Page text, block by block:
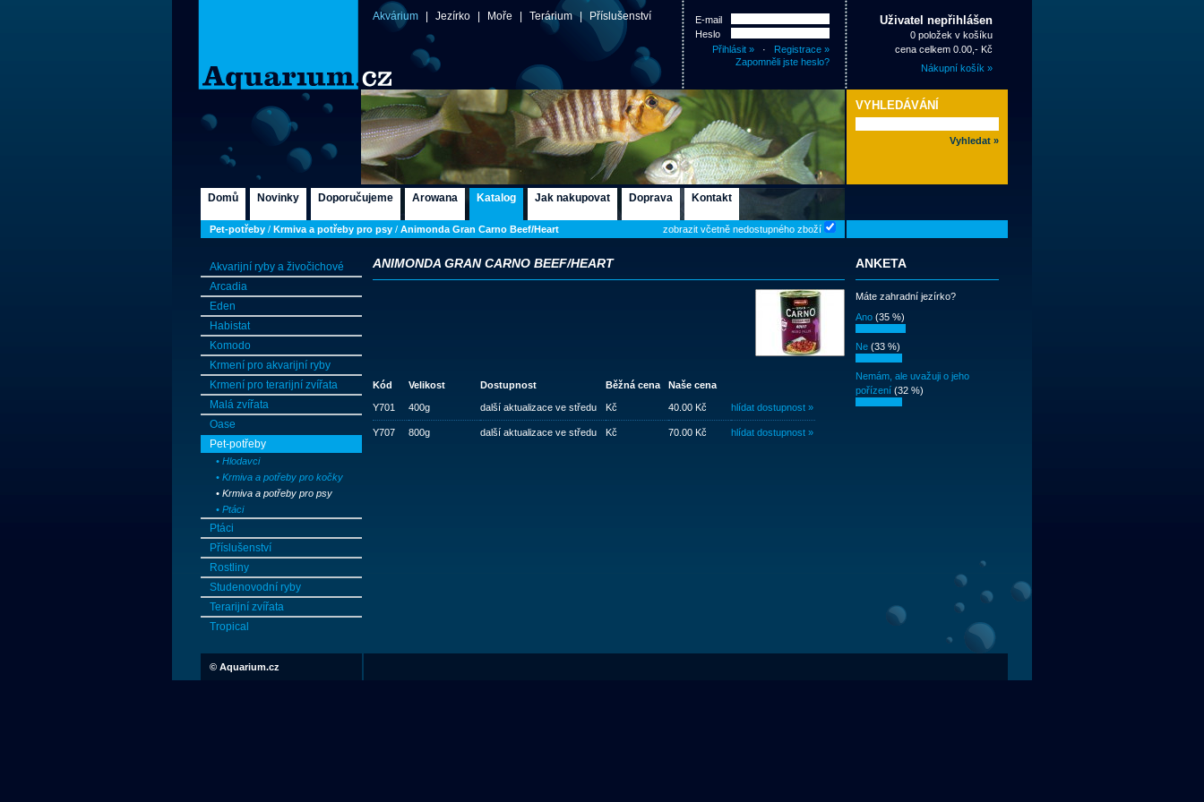
Akvárium Jezírko Moře Terárium | Příslušenství
E-mail
Heslo
· Registrace »
Zapomněli jste heslo?
Uživatel nepřihlášen
0 položek v košíku
cena celkem 0.00,- Kč
Nákupní košík »
VYHLEDÁVÁNÍ
Domů Novinky Doporučujeme Arowana Katalog Jak nakupovat Doprava Kontakt
zobrazit včetně nedostupného zboží
Pet-potřeby / Krmiva a potřeby pro psy / Animonda Gran Carno Beef/Heart
Akvarijní ryby a živočichové
Arcadia
Eden
Habistat
Komodo
Krmení pro akvarijní ryby
Krmení pro terarijní zvířata
Malá zvířata
Oase
Pet-potřeby
• Hlodavci
• Krmiva a potřeby pro kočky
• Krmiva a potřeby pro psy
• Ptáci
Ptáci
Příslušenství
Rostliny
Studenovodní ryby
Terarijní zvířata
Tropical
ANIMONDA GRAN CARNO BEEF/HEART
Kód Velikost Dostupnost Běžná cena Naše cena
Y701 400g další aktualizace ve středu Kč 40.00 Kč hlídat dostupnost »
Y707 800g další aktualizace ve středu Kč 70.00 Kč hlídat dostupnost »
ANKETA
Máte zahradní jezírko?
Ano (35 %)
Ne (33 %)
Nemám, ale uvažuji o jeho
pořízení (32 %)
© Aquarium.cz